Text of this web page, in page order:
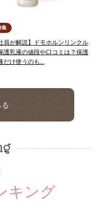
集
員が解説】ドモホルンリンクル
護乳液の値段や口コミは？保護
だけ使うのも...
キング